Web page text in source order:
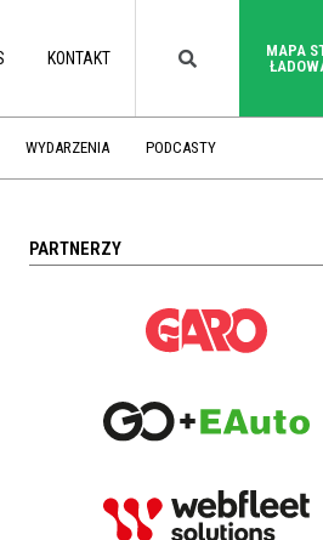
KONTAKT
MAPA
WYDARZENIA PODCASTY
PARTNERZY